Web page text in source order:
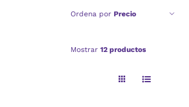
Ordena por Precio
Mostrar 12 productos